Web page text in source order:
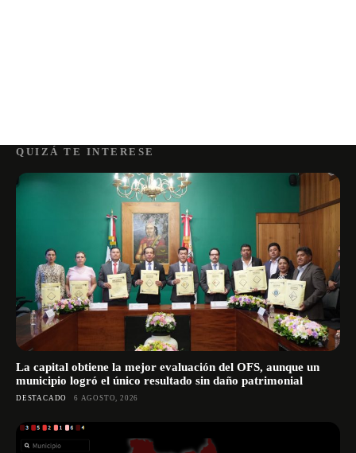
QUIZÁ TE INTERESE
La capital obtiene la mejor evaluación del OFS, aunque un
municipio logró el único resultado sin daño patrimonial
DESTACADO 6 AGOSTO, 2026